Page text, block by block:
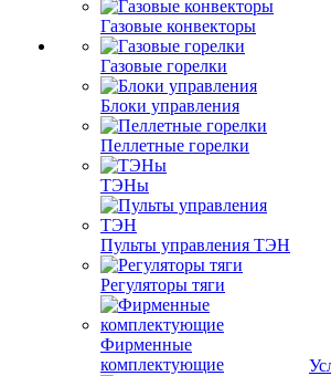
Газовые конвекторы
Газовые горелки
Блоки управления
Пеллетные горелки
ТЭНы
Пульты управления ТЭН
Регуляторы тяги
Фирменные
комплектующие